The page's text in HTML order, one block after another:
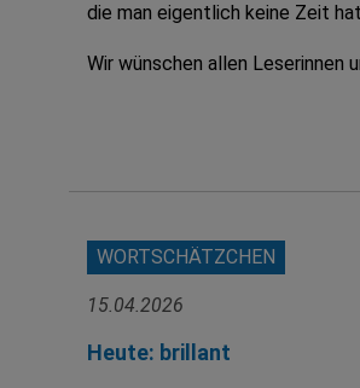
die man eigentlich keine Zeit
Wir wünschen allen Leserinnen
WORTSCHÄTZCHEN
15.04.2026
Heute: brillant